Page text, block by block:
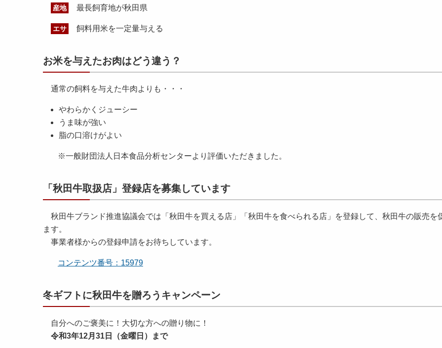
産地 最長飼育地が秋田県
エサ 飼料用米を一定量与える
お米を与えたお肉はどう違う？
通常の飼料を与えた牛肉よりも・・・
やわらかくジューシー
うま味が強い
脂の口溶けがよい
※一般財団法人日本食品分析センターより評価いただきました。
「秋田牛取扱店」登録店を募集しています
秋田牛ブランド推進協議会では「秋田牛を買える店」「秋田牛を食べられる店」を登録して、秋田牛の販売を
ます。
事業者様からの登録申請をお待ちしています。
コンテンツ番号：15979
冬ギフトに秋田牛を贈ろうキャンペーン
自分へのご褒美に！大切な方への贈り物に！
令和3年12月31日（金曜日）まで